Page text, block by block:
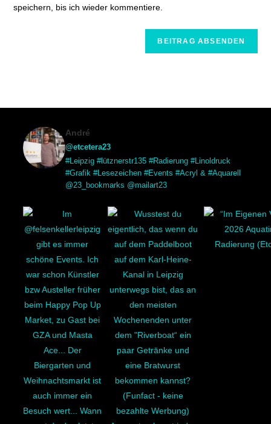
speichern, bis ich wieder kommentiere.
André
@etcetera23
#Leipzig #lütznerstr135 #Radierung #Linoldruck
#Grafik #Lesezeichen #Events #Acryl & #Aquarell
@23_bookmarks @mailart23